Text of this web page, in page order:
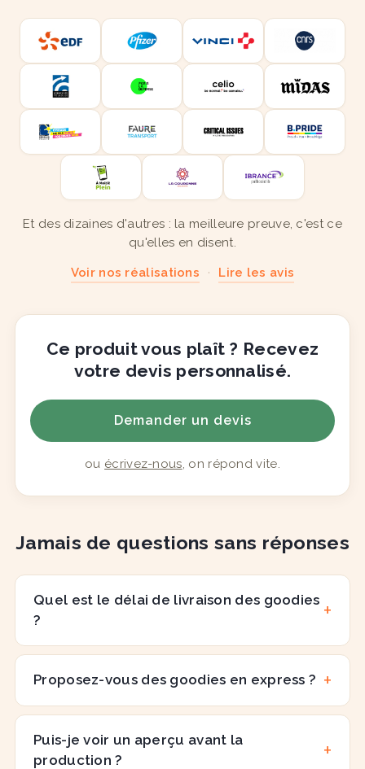
Et des dizaines d'autres : la meilleure preuve, c'est ce
qu'elles en disent.
Voir nos réalisations · Lire les avis
Ce produit vous plaît ? Recevez
votre devis personnalisé.
Demander un devis
ou écrivez-nous, on répond vite.
Jamais de questions sans réponses
Quel est le délai de livraison des goodies
?
Proposez-vous des goodies en express ?
Puis-je voir un aperçu avant la
production ?